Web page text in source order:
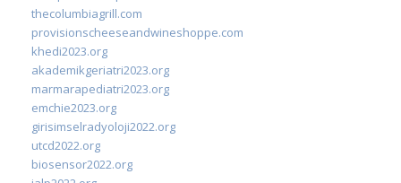
thecolumbiagrill.com
provisionscheeseandwineshoppe.com
khedi2023.org
akademikgeriatri2023.org
marmarapediatri2023.org
emchie2023.org
girisimselradyoloji2022.org
utcd2022.org
biosensor2022.org